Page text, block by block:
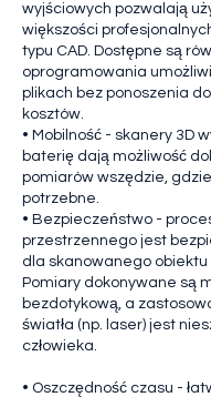
wyjściowych pozwalają
większości
typu CAD. Dostępne są
oprogramowania
plikach bez ponoszenia
kosztów.
• Mobilność - skanery 3D
baterię dają możliwość
pomiarów wszędzie,
potrzebne.
• Bezpieczeństwo -
przestrzennego jest
dla skanowanego obiektu
Pomiary dokonywane są
bezdotykową, a
światła (np. laser) jest
człowieka.
• Oszczędność czasu -